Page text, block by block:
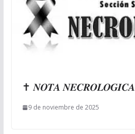
✝ 𝑵𝑶𝑻𝑨 𝑵𝑬𝑪𝑹𝑶𝑳𝑶𝑮𝑰𝑪𝑨
9 de noviembre de 2025